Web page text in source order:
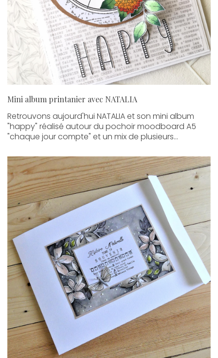
Mini album printanier avec NATALIA
Retrouvons aujourd'hui NATALIA et son mini album
"happy" réalisé autour du pochoir moodboard A5
"chaque jour compte" et un mix de plusieurs...